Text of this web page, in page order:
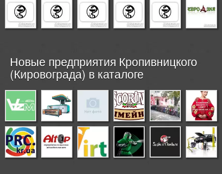
Новые предприятия Кропивницкого
(Кировограда) в каталоге